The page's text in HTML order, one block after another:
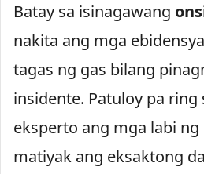
Batay sa isinagawang
nakita ang mga
tagas ng gas bilang
insidente. Patuloy pa
eksperto ang mga labi
matiyak ang eksaktong